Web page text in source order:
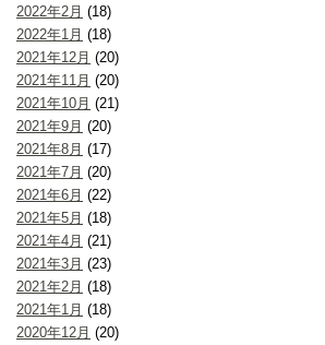
2022年2月 (18)
2022年1月 (18)
2021年12月 (20)
2021年11月 (20)
2021年10月 (21)
2021年9月 (20)
2021年8月 (17)
2021年7月 (20)
2021年6月 (22)
2021年5月 (18)
2021年4月 (21)
2021年3月 (23)
2021年2月 (18)
2021年1月 (18)
2020年12月 (20)